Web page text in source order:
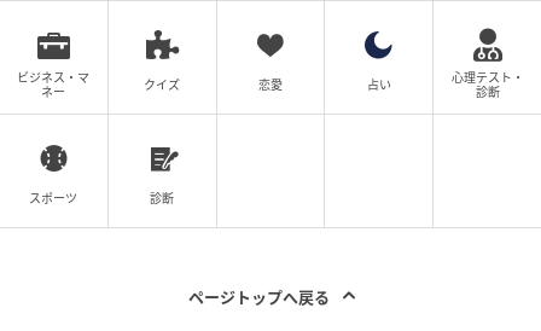
ビジネス・マ
ネー
クイズ 恋愛 占い
心理テスト・
診断
スポーツ 診断
ページトップへ戻る